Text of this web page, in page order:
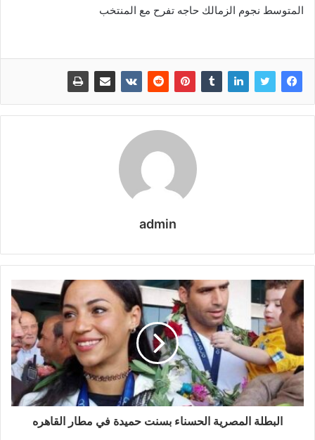
المتوسط نجوم الزمالك حاجه تفرح مع المنتخب
admin
البطلة المصرية الحسناء بسنت حميدة في مطار القاهره